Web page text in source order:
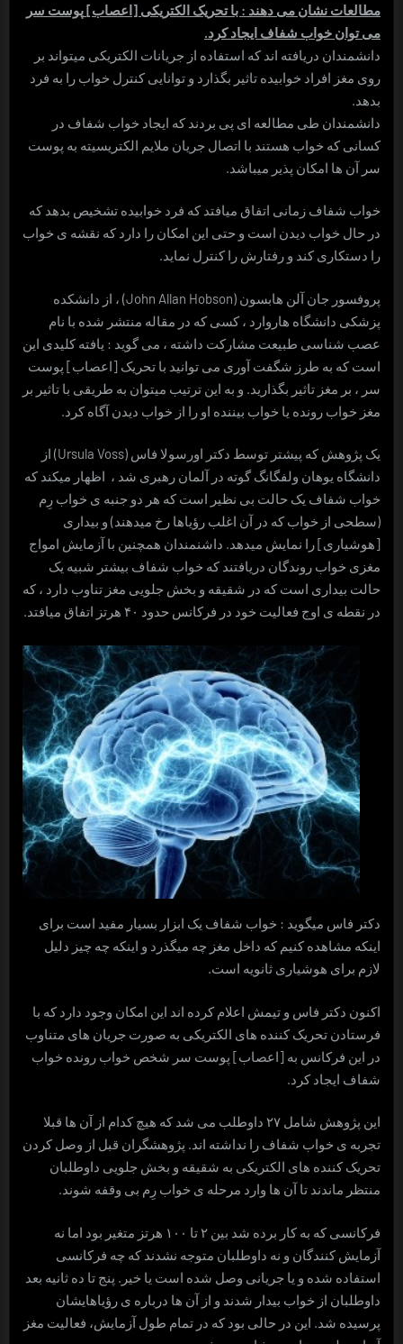
مطالعات نشان می­ دهند : با تحریک الکتریکی [اعصاب]پوست سر
می­ توان خواب شفاف ایجاد کرد.
دانشمندان دریافته­ اند که استفاده از جریانات الکتریکی می­تواند بر
روی مغز افراد خوابیده تاثیر بگذارد و توانایی کنترل خواب را به فرد
بدهد.
دانشمندان طی مطالعه­ ای پی بردند که ایجاد خواب شفاف در
کسانی که خواب هستند با اتصال جریان ملایم الکتریسیته به پوست
سر آن ها امکان پذیر می­باشد.
خواب شفاف زمانی اتفاق می­افتد که فرد خوابیده تشخیص بدهد که
در حال خواب دیدن است و حتی این امکان را دارد که نقشه­ ی خواب
را دستکاری کند و رفتارش را کنترل نماید.
پروفسور جان آلن هابسون (John Allan Hobson) ، از دانشکده
پزشکی دانشگاه هاروارد ، کسی که در مقاله منتشر شده با نام
عصب شناسی طبیعت مشارکت داشته ، می­ گوید : یافته کلیدی این
است که به طرز شگفت آوری می­ توانید با تحریک [اعصاب] پوست
سر ، بر مغز تاثیر بگذارید. و به این ترتیب می­توان به طریقی با تاثیر بر
مغز خواب رونده یا خواب بیننده او را از خواب دیدن آگاه کرد.
یک پژوهش که پیشتر توسط دکتر اورسولا فاس (Ursula Voss) از
دانشگاه یوهان ولفگانگ گوته در آلمان رهبری شد ، اظهار می­کند که
خواب شفاف یک حالت بی­ نظیر است که هر دو جنبه­ ی خواب رِم
(سطحی از خواب که در آن اغلب رؤیاها رخ می­دهند) و بیداری
[هوشیاری] را نمایش می­دهد. داشنمندان همچنین با آزمایش امواج
مغزی خواب روندگان دریافتند که خواب شفاف بیشتر شبیه یک
حالت بیداری است که در شقیقه و بخش جلویی مغز تناوب دارد ، که
در نقطه­ ی اوج فعالیت خود در فرکانس حدود ۴۰ هرتز اتفاق می­افتد.
دکتر فاس می­گوید : خواب شفاف یک ابزار بسیار مفید است برای
اینکه مشاهده کنیم که داخل مغز چه می­گذرد و اینکه چه چیز دلیل
لازم برای هوشیاری ثانویه است.
اکنون دکتر فاس و تیمش اعلام کرده ­اند این امکان وجود دارد که با
فرستادن تحریک کننده­ های الکتریکی به صورت جریان­ های متناوب
در این فرکانس به [اعصاب] پوست سر شخص خواب رونده خواب
شفاف ایجاد کرد.
این پژوهش شامل ۲۷ داوطلب می­ شد که هیچ کدام از آن ها قبلا
تجربه­ ی خواب شفاف را نداشته­ اند. پژوهشگران قبل از وصل کردن
تحریک کننده­ های الکتریکی به شقیقه و بخش جلویی داوطلبان
منتظر ماندند تا آن ها وارد مرحله­ ی خواب رِم بی وقفه شوند.
فرکانسی که به کار برده شد بین ۲ تا ۱۰۰ هرتز متغیر بود اما نه
آزمایش کنند­گان و نه داوطلبان متوجه نشدند که چه فرکانسی
استفاده شده و یا جریانی وصل شده است یا خیر. پنج تا ده ثانیه بعد
داوطلبان از خواب بیدار شدند و از آن ها درباره­ ی رؤیاهایشان
پرسیده شد. این در حالی بود که در تمام طول آزمایش، فعالیت مغز